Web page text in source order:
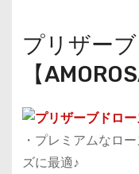
プリザー
【
・プレミアムなロ
ズに最適♪